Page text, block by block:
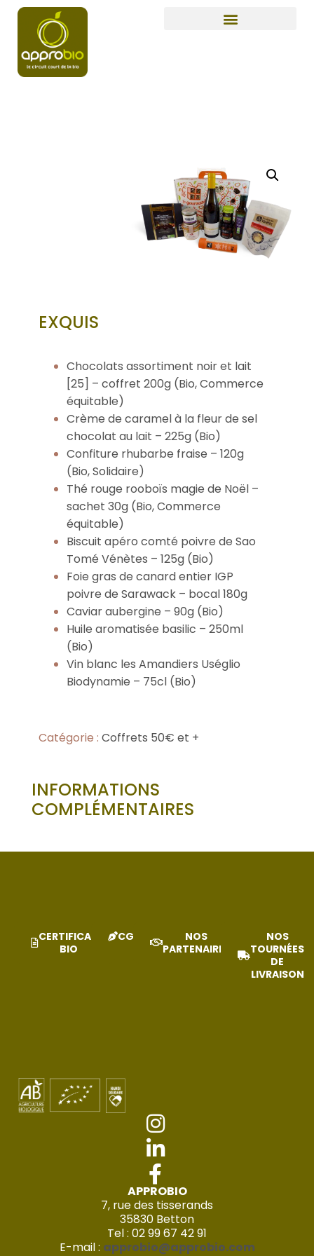
EXQUIS
Chocolats assortiment noir et lait
[25] – coffret 200g (Bio, Commerce
équitable)
Crème de caramel à la fleur de sel
chocolat au lait – 225g (Bio)
Confiture rhubarbe fraise – 120g
(Bio, Solidaire)
Thé rouge rooboïs magie de Noël –
sachet 30g (Bio, Commerce
équitable)
Biscuit apéro comté poivre de Sao
Tomé Vénètes – 125g (Bio)
Foie gras de canard entier IGP
poivre de Sarawack – bocal 180g
Caviar aubergine – 90g (Bio)
Huile aromatisée basilic – 250ml
(Bio)
Vin blanc les Amandiers Uséglio
Biodynamie – 75cl (Bio)
Catégorie : Coffrets 50€ et +
INFORMATIONS
COMPLÉMENTAIRES
CERTIFICAT
BIO
CGV
NOS
PARTENAIRES
NOS
TOURNÉES
DE
LIVRAISON
APPROBIO
7, rue des tisserands
35830 Betton
Tel : 02 99 67 42 91
E-mail : approbio@approbio.com